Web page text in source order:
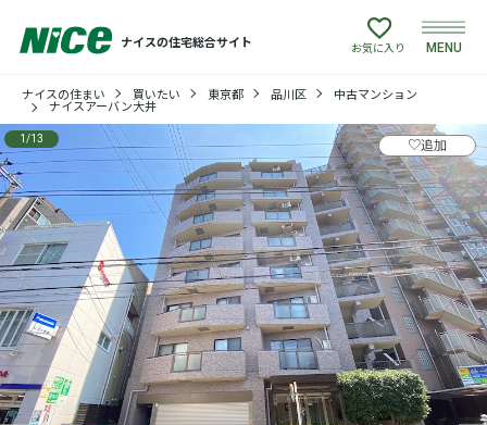
ナイスの住宅総合サイト
買いたい
売りたい
建てたい
リフォームしたい
借りたい
貸したい
お気に入り MENU
ナイスの住まい 買いたい 東京都 品川区
中古マンション
ナイスアーバン大井
♡追加
1 /13